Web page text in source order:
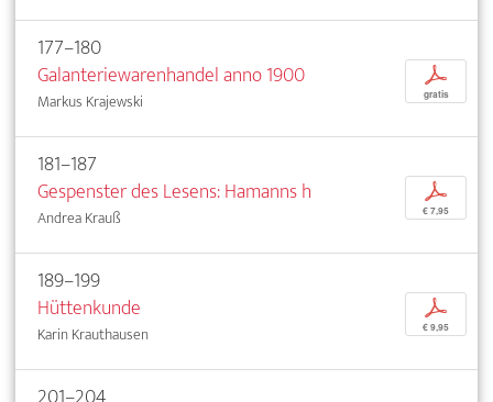
177–180
Galanteriewarenhandel anno 1900
Markus Krajewski
p
gratis
181–187
Gespenster des Lesens: Hamanns h
Andrea Krauß
p
€ 7,95
189–199
Hüttenkunde
Karin Krauthausen
p
€ 9,95